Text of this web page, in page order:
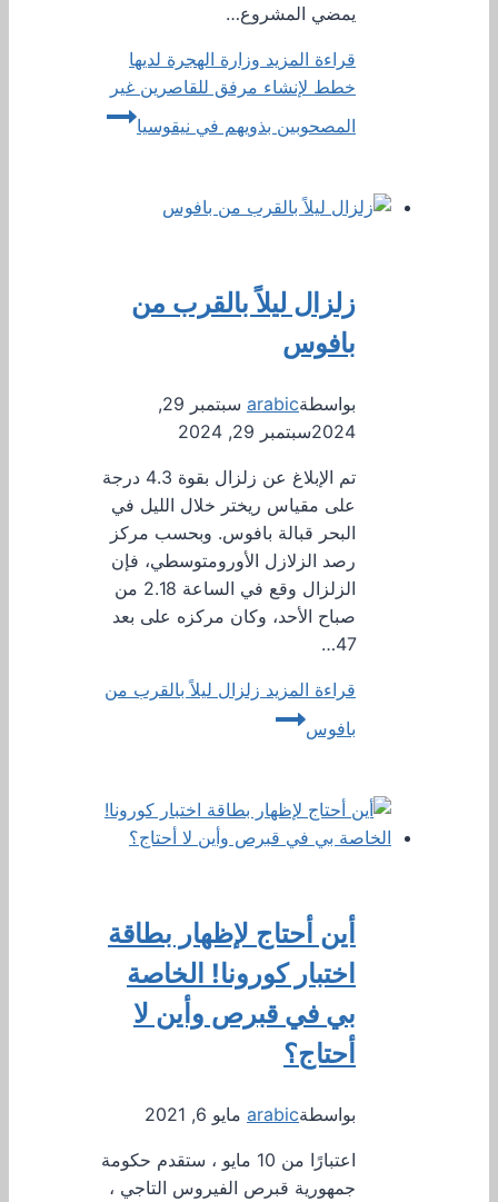
يمضي المشروع…
قراءة المزيد وزارة الهجرة لديها
خطط لإنشاء مرفق للقاصرين غير
المصحوبين بذويهم في نيقوسيا
زلزال ليلاً بالقرب من
بافوس
بواسطةarabic
سبتمبر 29,
2024سبتمبر 29, 2024
تم الإبلاغ عن زلزال بقوة 4.3 درجة
على مقياس ريختر خلال الليل في
البحر قبالة بافوس. وبحسب مركز
رصد الزلازل الأورومتوسطي، فإن
الزلزال وقع في الساعة 2.18 من
صباح الأحد، وكان مركزه على بعد
47…
قراءة المزيد زلزال ليلاً بالقرب من
بافوس
أين أحتاج لإظهار بطاقة
اختبار كورونا! الخاصة
بي في قبرص وأين لا
أحتاج؟
بواسطةarabic مايو 6, 2021
اعتبارًا من 10 مايو ، ستقدم حكومة
جمهورية قبرص الفيروس التاجي ،